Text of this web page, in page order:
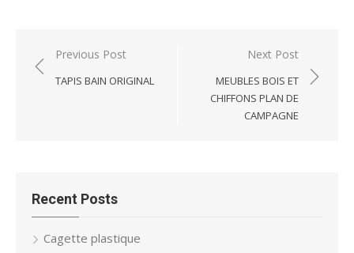
Post
navigation
Previous Post
TAPIS BAIN ORIGINAL
Next Post
MEUBLES BOIS ET
CHIFFONS PLAN DE
CAMPAGNE
Recent Posts
Cagette plastique